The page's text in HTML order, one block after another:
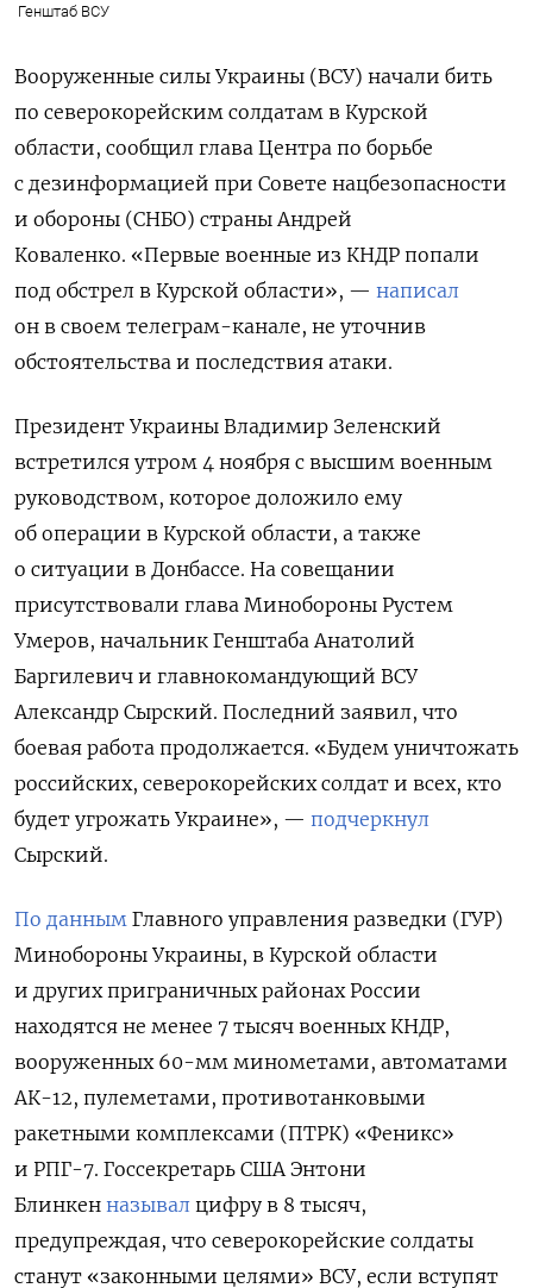
Генштаб ВСУ
Вооруженные силы Украины (ВСУ) начали бить
по северокорейским солдатам в Курской
области, сообщил глава Центра по борьбе
с дезинформацией при Совете нацбезопасности
и обороны (СНБО) страны Андрей
Коваленко. «Первые военные из КНДР попали
под обстрел в Курской области», — написал
он в своем телеграм-канале, не уточнив
обстоятельства и последствия атаки.
Президент Украины Владимир Зеленский
встретился утром 4 ноября с высшим военным
руководством, которое доложило ему
об операции в Курской области, а также
о ситуации в Донбассе. На совещании
присутствовали глава Минобороны Рустем
Умеров, начальник Генштаба Анатолий
Баргилевич и главнокомандующий ВСУ
Александр Сырский. Последний заявил, что
боевая работа продолжается. «Будем уничтожать
российских, северокорейских солдат и всех, кто
будет угрожать Украине», — подчеркнул
Сырский.
По данным Главного управления разведки (ГУР)
Минобороны Украины, в Курской области
и других приграничных районах России
находятся не менее 7 тысяч военных КНДР,
вооруженных 60-мм минометами, автоматами
АК-12, пулеметами, противотанковыми
ракетными комплексами (ПТРК) «Феникс»
и РПГ-7. Госсекретарь США Энтони
Блинкен называл цифру в 8 тысяч,
предупреждая, что северокорейские солдаты
станут «законными целями» ВСУ, если вступят